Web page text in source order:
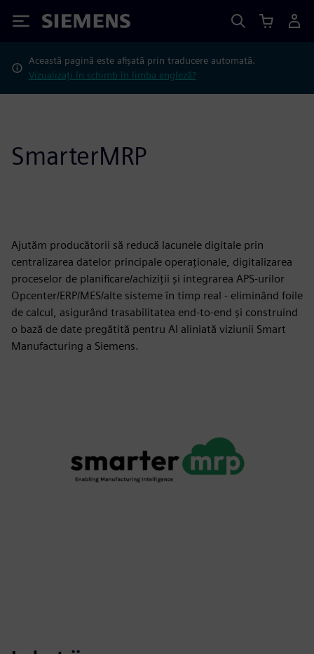
Siemens
Această pagină este afișată prin traducere automată.
Vizualizați în schimb în limba engleză?
SmarterMRP
Ajutăm producătorii să reducă lacunele digitale prin
centralizarea datelor principale operaționale, digitalizarea
proceselor de planificare/achiziții și integrarea APS-urilor
Opcenter/ERP/MES/alte sisteme în timp real - eliminând foile
de calcul, asigurând trasabilitatea end-to-end și construind
o bază de date pregătită pentru AI aliniată viziunii Smart
Manufacturing a Siemens.